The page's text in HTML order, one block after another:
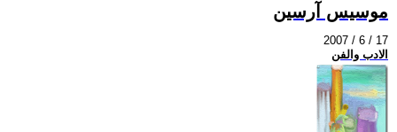
موسيس آرسين
2007 / 6 / 17
الادب والفن